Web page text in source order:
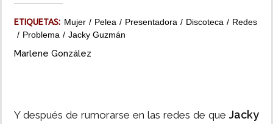
ETIQUETAS: Mujer Pelea Presentadora Discoteca
Redes
Problema
Jacky Guzmán
Marlene González
Y después de rumorarse en las redes de que Jacky